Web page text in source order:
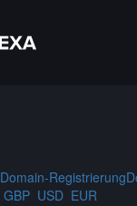
Domain-Registrierung
GBP USD EUR